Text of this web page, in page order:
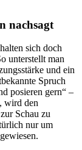
nachsagt
sich doch
unterstellt man
und ein
Spruch
posieren gern“ –
wird den
Schau zu
nur um